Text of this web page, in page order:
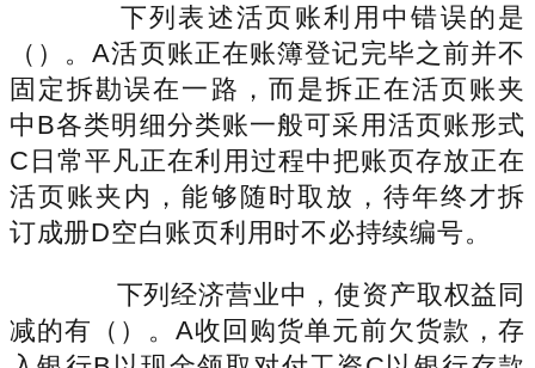
下列表述活页账利用中错误的是
（）。A活页账正在账簿登记完毕之前并不
固定拆勘误在一路，而是拆正在活页账夹
中B各类明细分类账一般可采用活页账形式
C日常平凡正在利用过程中把账页存放正在
活页账夹内，能够随时取放，待年终才拆
订成册D空白账页利用时不必持续编号。
下列经济营业中，使资产取权益同
减的有（）。A收回购货单元前欠货款，存